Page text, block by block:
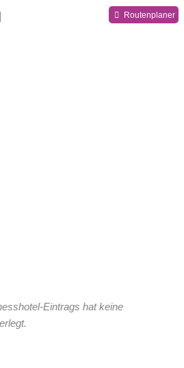
Routenplaner
Eintrags hat keine